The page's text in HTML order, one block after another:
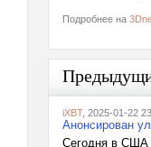
Подробнее на
iXBT, 2025-01-22
Анонсирован
Сегодня в США